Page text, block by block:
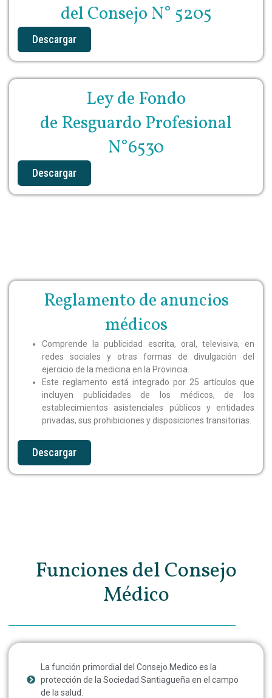
del ConsejoN° 5205
Descargar
Ley de Fondo
de Resguardo Profesional
N°6530
Descargar
Reglamento de anuncios
médicos​
Comprende la publicidad escrita, oral, televisiva, en
redes sociales y otras formas de divulgación del
ejercicio de la medicina en la Provincia.
Este reglamento está integrado por 25 artículos que
incluyen publicidades de los médicos, de los
establecimientos asistenciales públicos y entidades
privadas, sus prohibiciones y disposiciones transitorias.
Descargar
Funciones del Consejo
Médico
La función primordial del Consejo Medico es la
protección de la Sociedad Santiagueña en el campo
de la salud.